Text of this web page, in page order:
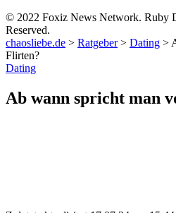
© 2022 Foxiz News Network. Ruby
Reserved.
chaosliebe.de > Ratgeber> Dating >
Flirten?
Dating
Ab wann spricht man